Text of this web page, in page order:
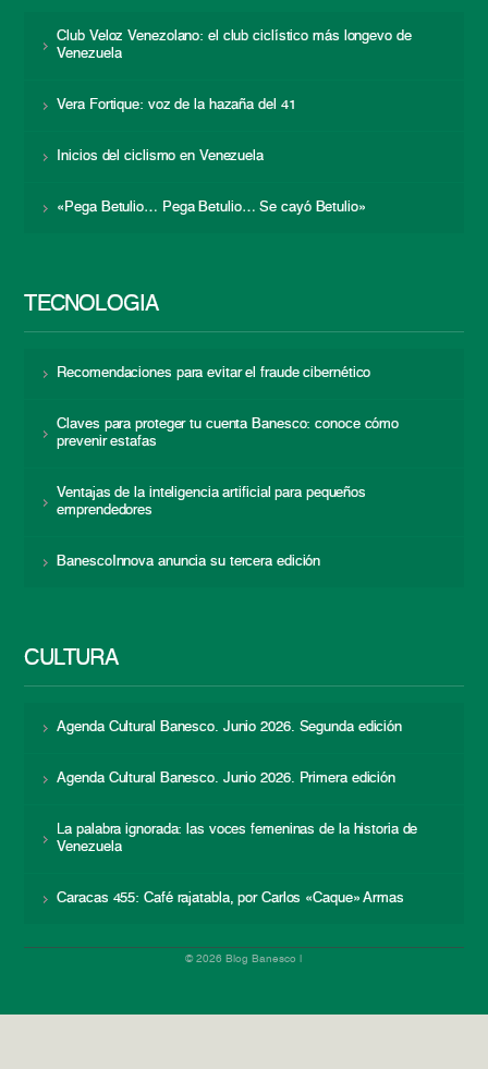
Club Veloz Venezolano: el club ciclístico más longevo de
Venezuela
Vera Fortique: voz de la hazaña del 41
Inicios del ciclismo en Venezuela
«Pega Betulio… Pega Betulio… Se cayó Betulio»
TECNOLOGÍA
Recomendaciones para evitar el fraude cibernético
Claves para proteger tu cuenta Banesco: conoce cómo
prevenir estafas
Ventajas de la inteligencia artificial para pequeños
emprendedores
BanescoInnova anuncia su tercera edición
CULTURA
Agenda Cultural Banesco. Junio 2026. Segunda edición
Agenda Cultural Banesco. Junio 2026. Primera edición
La palabra ignorada: las voces femeninas de la historia de
Venezuela
Caracas 455: Café rajatabla, por Carlos «Caque» Armas
© 2026 Blog Banesco |